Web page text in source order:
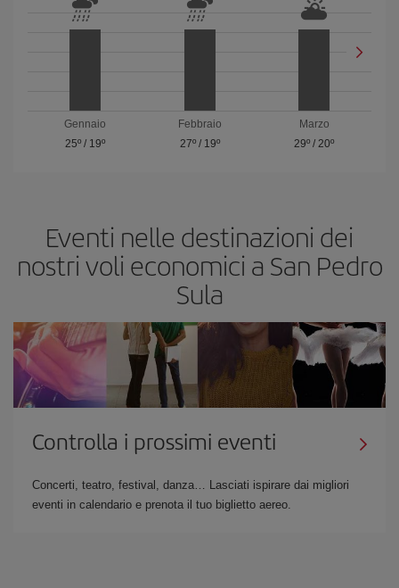
Gennaio
25º/ 19º
Febbraio
27º/ 19º
Marzo
29º /20º
Eventi nelle destinazioni dei
nostri voli economici a San Pedro
Sula
Controlla i prossimi eventi
Concerti, teatro, festival, danza… Lasciati ispirare dai migliori
eventi in calendario e prenota il tuo biglietto aereo.